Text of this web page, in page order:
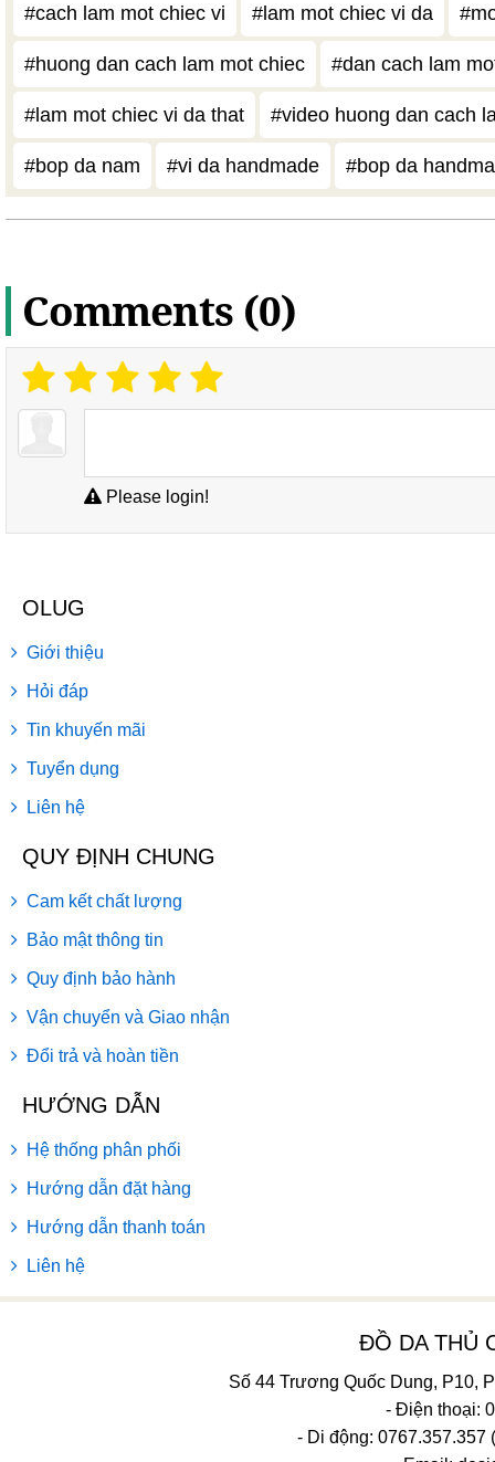
#cach lam mot chiec vi #lam mot chiec vi da
#huong dan cach lam mot chiec #dan cach lam
#lam mot chiec vi da that #video huong dan cach
#bop da nam #vi da handmade #bop da
Comments (0)
Please login!
OLUG
Giới thiệu
Hỏi đáp
Tin khuyến mãi
Tuyển dụng
Liên hệ
QUY ĐỊNH CHUNG
Cam kết chất lượng
Bảo mật thông tin
Quy định bảo hành
Vận chuyển và Giao nhận
Đổi trả và hoàn tiền
HƯỚNG DẪN
Hệ thống phân phối
Hướng dẫn đặt hàng
Hướng dẫn thanh toán
Liên hệ
ĐỒ DA THỦ
Số 44 Trương Quốc Dung, P10,
- Điện thoại:
- Di động: 0767.357.357